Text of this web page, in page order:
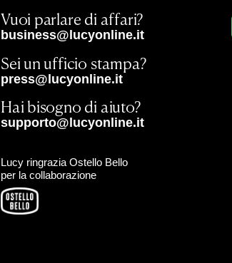
Vuoi parlare di affari?
business@lucyonline.it
Sei un ufficio stampa?
press@lucyonline.it
Hai bisogno di aiuto?
supporto@lucyonline.it
Lucy ringrazia Ostello Bello
per la collaborazione